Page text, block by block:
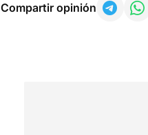
Compartir opinión